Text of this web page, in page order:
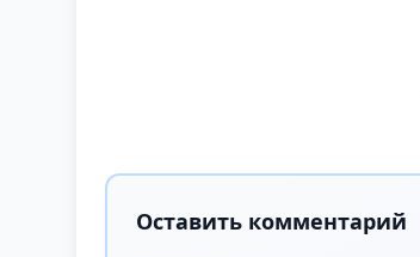
Оставить комментарий